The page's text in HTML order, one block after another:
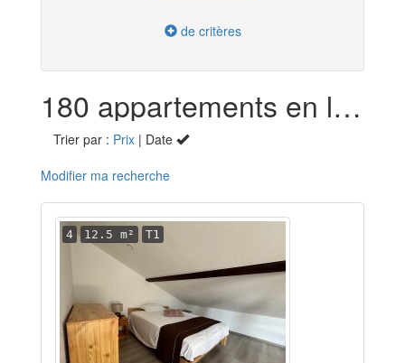
de critères
180 appartements en location dans le Haut-Rhin (68)
Trier par : Prix | Date
Modifier ma recherche
4 12.5 m² T1